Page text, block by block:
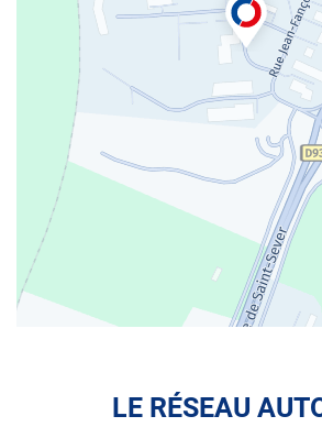
LE RÉSEAU